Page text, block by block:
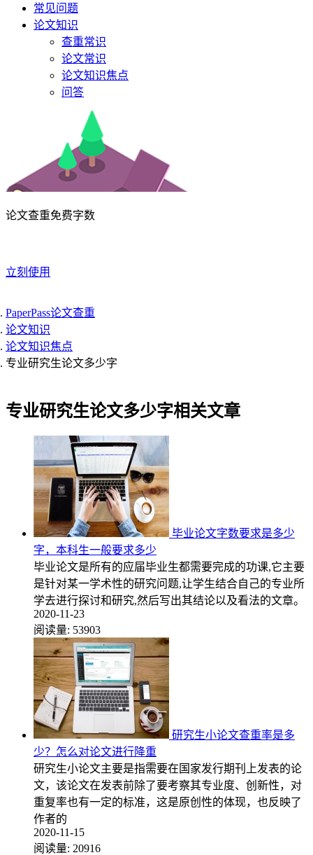
常见问题
论文知识
查重常识
论文常识
论文知识焦点
问答
论文查重免费字数
立刻使用
PaperPass论文查重
论文知识
论文知识焦点
专业研究生论文多少字
专业研究生论文多少字相关文章
毕业论文字数要求是多少
字，本科生一般要求多少
毕业论文是所有的应届毕业生都需要完成的功课,它主要
是针对某一学术性的研究问题,让学生结合自己的专业所
学去进行探讨和研究,然后写出其结论以及看法的文章。
2020-11-23
阅读量: 53903
研究生小论文查重率是多
少？怎么对论文进行降重
研究生小论文主要是指需要在国家发行期刊上发表的论
文，该论文在发表前除了要考察其专业度、创新性，对
重复率也有一定的标准，这是原创性的体现，也反映了
作者的
2020-11-15
阅读量: 20916